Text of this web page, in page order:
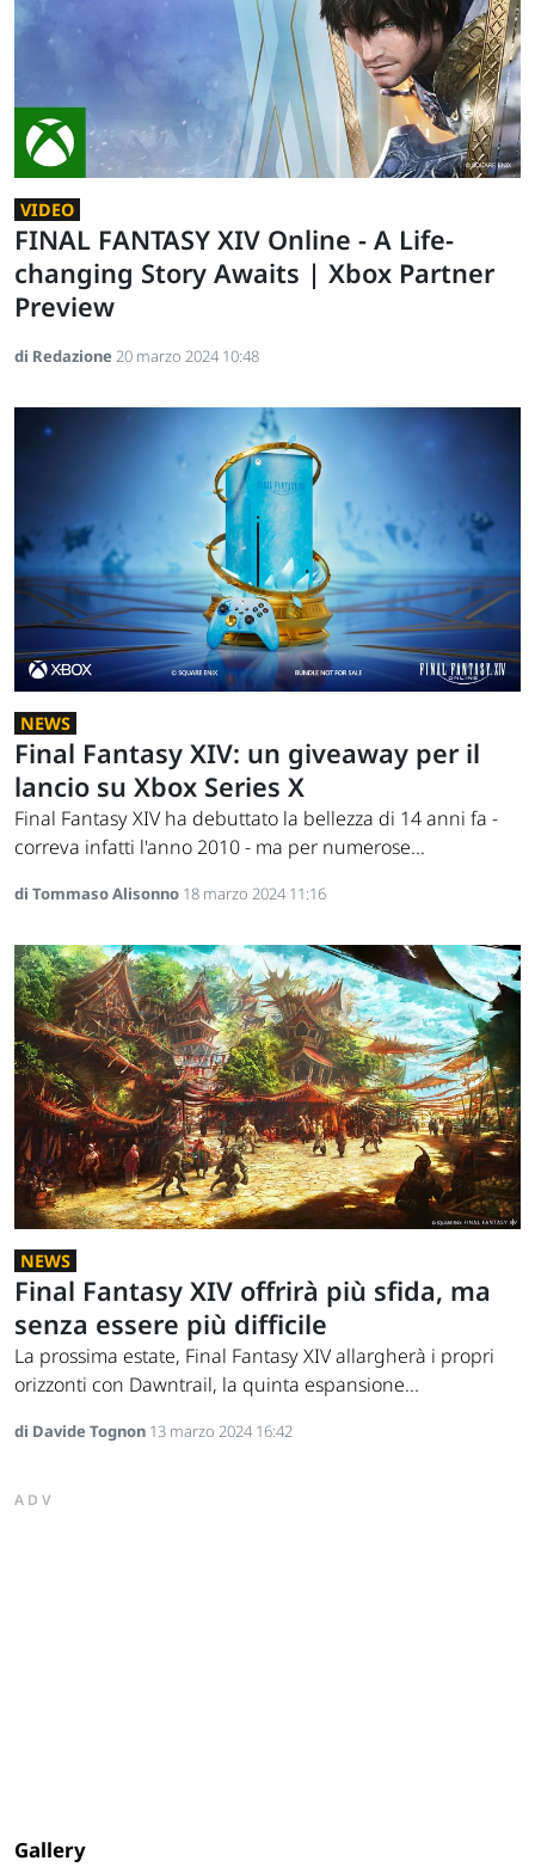
VIDEO
FINAL FANTASY XIV Online - A Life-
changing Story Awaits | Xbox Partner
Preview
di Redazione20 marzo 2024 10:48
NEWS
Final Fantasy XIV: un giveaway per il
lancio su Xbox Series X
Final Fantasy XIV ha debuttato la bellezza di 14 anni fa -
correva infatti l'anno 2010 - ma per numerose...
di Tommaso Alisonno 18 marzo 2024 11:16
NEWS
Final Fantasy XIV offrirà più sfida, ma
senza essere più difficile
La prossima estate, Final Fantasy XIV allargherà i propri
orizzonti con Dawntrail, la quinta espansione...
di Davide Tognon 13 marzo 2024 16:42
ADV
Gallery